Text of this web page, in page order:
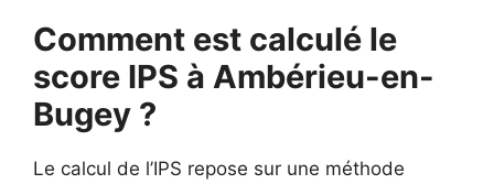
Comment est calculé le
score IPS à Ambérieu-en-
Bugey ?
Le calcul de l’IPS repose sur une méthode